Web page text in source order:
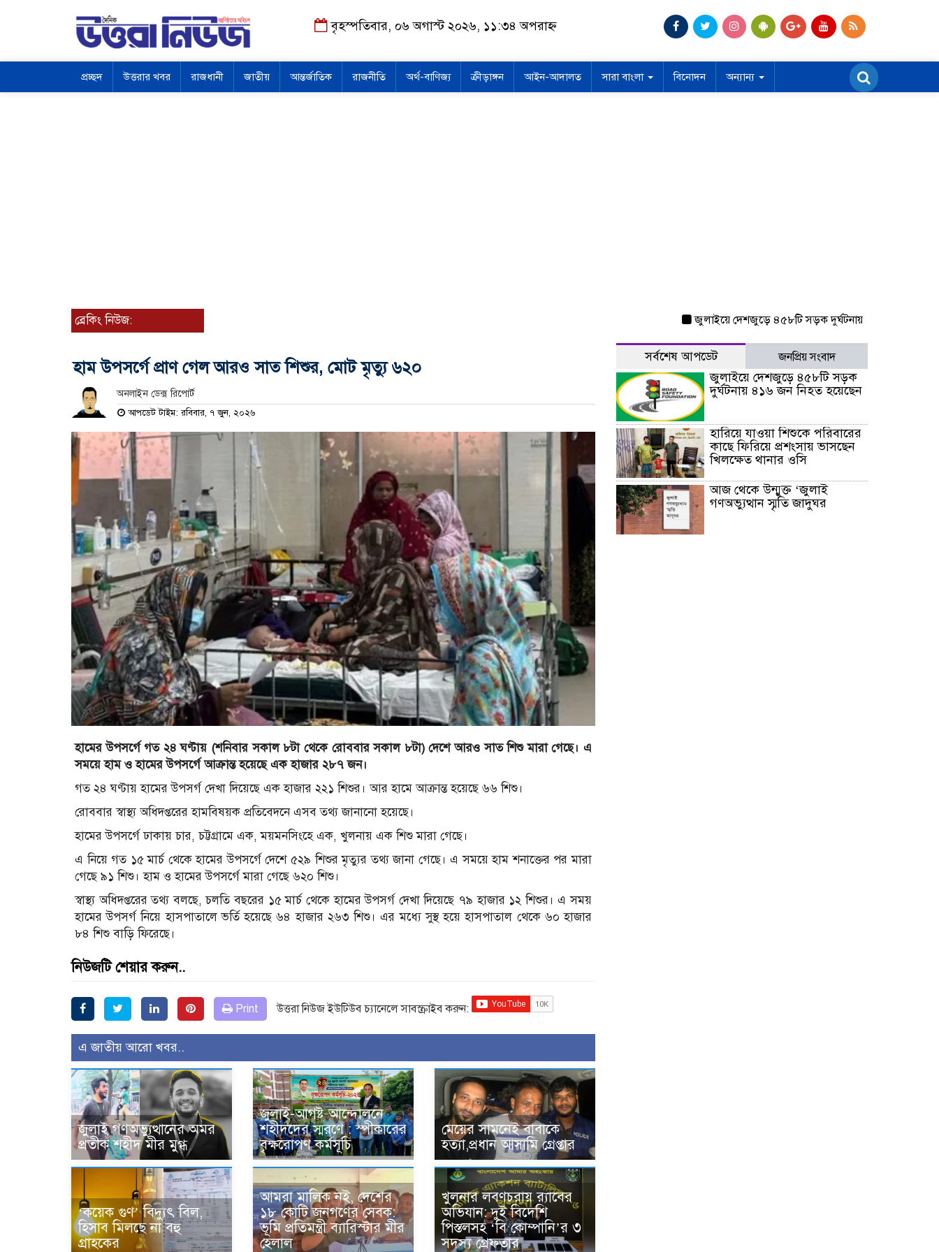
বৃহস্পতিবার, ০৬ অগাস্ট ২০২৬, ১১:৩৪ অপরাহ্ন
প্রচ্ছদ উত্তরার খবর রাজধানী জাতীয় আন্তর্জাতিক রাজনীতি অর্থ-বাণিজ্য ক্রীড়াঙ্গন আইন-আদালত সারা বাংলা বিনোদন অন্যান্য
ব্রেকিং নিউজ: জুলাইয়ে দেশজুড়ে ৪৫৮টি সড়ক দুর্ঘটনায় ৪১৬ জন নিহত হয়েছেন
হাম উপসর্গে প্রাণ গেল আরও সাত শিশুর, মোট মৃত্যু ৬২০
অনলাইন ডেক্স রিপোর্ট
আপডেট টাইম: রবিবার, ৭ জুন, ২০২৬
হামের উপসর্গে গত ২৪ ঘণ্টায় (শনিবার সকাল ৮টা থেকে রোববার সকাল ৮টা) দেশে আরও সাত শিশু মারা গেছে। এ
সময়ে হাম ও হামের উপসর্গে আক্রান্ত হয়েছে এক হাজার ২৮৭ জন।
গত ২৪ ঘণ্টায় হামের উপসর্গ দেখা দিয়েছে এক হাজার ২২১ শিশুর। আর হামে আক্রান্ত হয়েছে ৬৬ শিশু।
রোববার স্বাস্থ্য অধিদপ্তরের হামবিষয়ক প্রতিবেদনে এসব তথ্য জানানো হয়েছে।
হামের উপসর্গে ঢাকায় চার, চট্টগ্রামে এক, ময়মনসিংহে এক, খুলনায় এক শিশু মারা গেছে।
এ নিয়ে গত ১৫ মার্চ থেকে হামের উপসর্গে দেশে ৫২৯ শিশুর মৃত্যুর তথ্য জানা গেছে। এ সময়ে হাম শনাক্তের পর মারা
গেছে ৯১ শিশু। হাম ও হামের উপসর্গে মারা গেছে ৬২০ শিশু।
স্বাস্থ্য অধিদপ্তরের তথ্য বলছে, চলতি বছরের ১৫ মার্চ থেকে হামের উপসর্গ দেখা দিয়েছে ৭৯ হাজার ১২ শিশুর। এ সময়
হামের উপসর্গ নিয়ে হাসপাতালে ভর্তি হয়েছে ৬৪ হাজার ২৬৩ শিশু। এর মধ্যে সুস্থ হয়ে হাসপাতাল থেকে ৬০ হাজার
৮৪ শিশু বাড়ি ফিরেছে।
নিউজটি শেয়ার করুন..
Print উত্তরা নিউজ ইউটিউব চ্যানেলে সাবস্ক্রাইব করুন:
এ জাতীয় আরো খবর..
জুলাই গণঅভ্যুত্থানের অমর
প্রতীক শহীদ মীর মুগ্ধ
জুলাই-আগষ্ট আন্দোলনে
শহীদদের স্মরণে : স্পীকারের
বৃক্ষরোপণ কর্মসূচি
মেয়ের সামনেই বাবাকে
হত্যা,প্রধান আসামি গ্রেপ্তার
‘কয়েক গুণ’ বিদ্যুৎ বিল,
হিসাব মিলছে না বহু
গ্রাহকের
আমরা মালিক নই, দেশের
১৮ কোটি জনগণের সেবক:
ভূমি প্রতিমন্ত্রী ব্যারিস্টার মীর
হেলাল
খুলনার লবণচরায় র‍্যাবের
অভিযান: দুই বিদেশি
পিস্তলসহ ‘বি কোম্পানি’র ৩
সদস্য গ্রেফতার
সর্বশেষ আপডেট জনপ্রিয় সংবাদ
জুলাইয়ে দেশজুড়ে ৪৫৮টি সড়ক
দুর্ঘটনায় ৪১৬ জন নিহত হয়েছেন
হারিয়ে যাওয়া শিশুকে পরিবারের
কাছে ফিরিয়ে প্রশংসায় ভাসছেন
খিলক্ষেত থানার ওসি
আজ থেকে উন্মুক্ত ‘জুলাই
গণঅভ্যুত্থান স্মৃতি জাদুঘর